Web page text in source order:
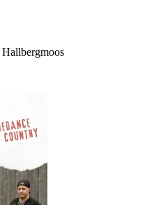
Hallbergmoos